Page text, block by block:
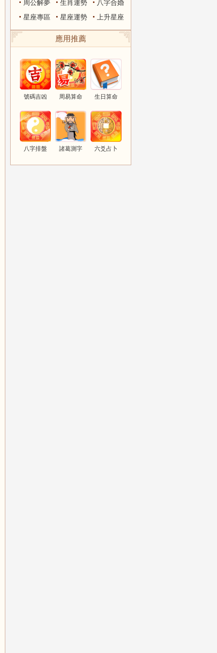
周公解夢 生肖運勢
八字合婚
星座專區
星座運勢 上升星座
應用推薦
號碼吉凶 周易算命 生日算命
八字排盤 諸葛測字 六爻占卜